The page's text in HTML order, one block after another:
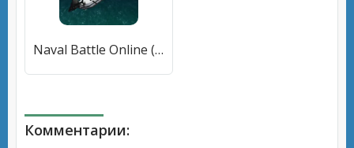
Naval Battle Online (Навальное Сражение Онлайн) [МОД Меню] APK Android
Комментарии: